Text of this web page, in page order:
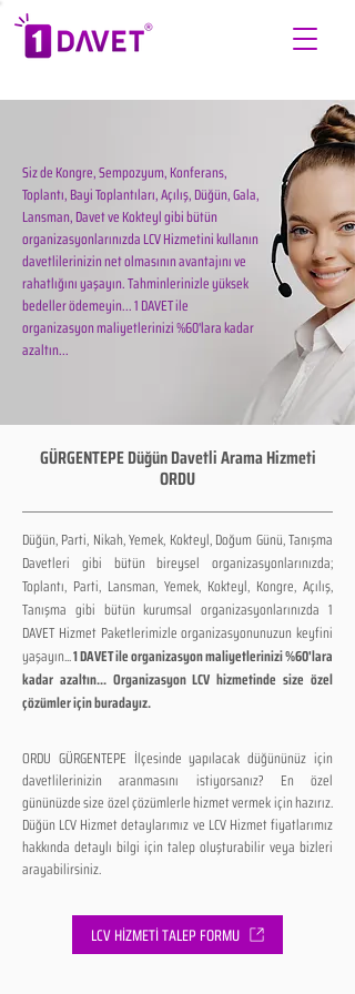
Siz de Kongre, Sempozyum, Konferans,
Toplantı, Bayi Toplantıları, Açılış, Düğün, Gala,
Lansman, Davet ve Kokteyl gibi bütün
organizasyonlarınızda LCV Hizmetini kullanın
davetlilerinizin net olmasının avantajını ve
rahatlığını yaşayın. Tahminlerinizle yüksek
bedeller ödemeyin... 1 DAVET ile
organizasyon maliyetlerinizi %60'lara kadar
azaltın...
GÜRGENTEPE Düğün Davetli Arama Hizmeti
ORDU
Düğün, Parti, Nikah, Yemek, Kokteyl, Doğum Günü, Tanışma
Davetleri gibi bütün bireysel organizasyonlarınızda;
Toplantı, Parti, Lansman, Yemek, Kokteyl, Kongre, Açılış,
Tanışma gibi bütün kurumsal organizasyonlarınızda 1
DAVET Hizmet Paketlerimizle organizasyonunuzun keyfini
yaşayın...1 DAVET ile organizasyon maliyetlerinizi %60'lara
kadar azaltın... Organizasyon LCV hizmetinde size özel
çözümler için buradayız.
ORDU GÜRGENTEPE İlçesinde yapılacak düğününüz için
davetlilerinizin aranmasını istiyorsanız? En özel
gününüzde size özel çözümlerle hizmet vermek için hazırız.
Düğün LCV Hizmet detaylarımız ve LCV Hizmet fiyatlarımız
hakkında detaylı bilgi için talep oluşturabilir veya bizleri
arayabilirsiniz.
LCV HİZMETİ TALEP FORMU